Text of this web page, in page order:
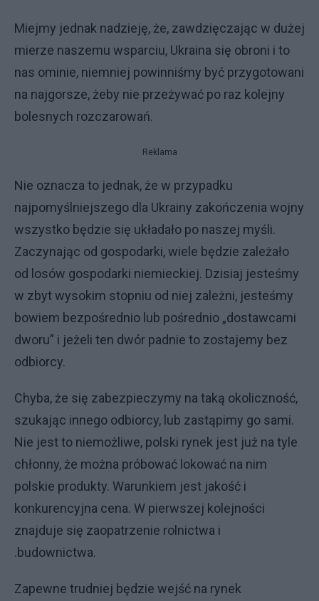
Miejmy jednak nadzieję, że, zawdzięczając w dużej
mierze naszemu wsparciu, Ukraina się obroni i to
nas ominie, niemniej powinniśmy być przygotowani
na najgorsze, żeby nie przeżywać po raz kolejny
bolesnych rozczarowań.
Reklama
Nie oznacza to jednak, że w przypadku
najpomyślniejszego dla Ukrainy zakończenia wojny
wszystko będzie się układało po naszej myśli.
Zaczynając od gospodarki, wiele będzie zależało
od losów gospodarki niemieckiej. Dzisiaj jesteśmy
w zbyt wysokim stopniu od niej zależni, jesteśmy
bowiem bezpośrednio lub pośrednio „dostawcami
dworu” i jeżeli ten dwór padnie to zostajemy bez
odbiorcy.
Chyba, że się zabezpieczymy na taką okoliczność,
szukając innego odbiorcy, lub zastąpimy go sami.
Nie jest to niemożliwe, polski rynek jest już na tyle
chłonny, że można próbować lokować na nim
polskie produkty. Warunkiem jest jakość i
konkurencyjna cena. W pierwszej kolejności
znajduje się zaopatrzenie rolnictwa i
.budownictwa.
Zapewne trudniej będzie wejść na rynek